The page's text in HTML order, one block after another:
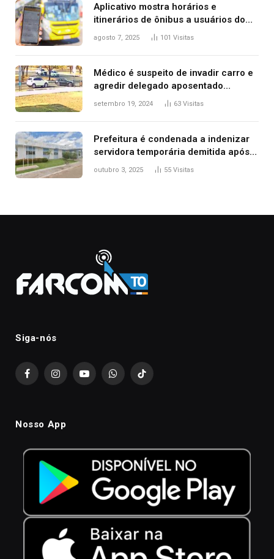
Aplicativo mostra horários e
itinerários de ônibus a usuários do
transporte público de Palmas; confira
agosto 7, 2025 101 Visitas
Médico é suspeito de invadir carro e
agredir delegado aposentado
durante confusão no trânsito
setembro 19, 2024 63 Visitas
Prefeitura é condenada a indenizar
servidora temporária demitida após
nascimento da filha
outubro 3, 2025 55 Visitas
Siga-nós
FacebookInstagramYouTubeWhatsAppTikTok
Nosso App